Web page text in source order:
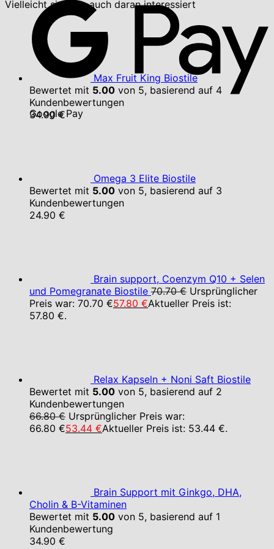
Google Pay
Vielleicht sind Sie auch daran interessiert
Max Fruit King Biostile
Bewertet mit 5.00 von 5, basierend auf 4
Kundenbewertungen
34.90€
Omega 3 Elite Biostile
Bewertet mit 5.00 von 5, basierend auf 3
Kundenbewertungen
24.90 €
Brain support, Coenzym Q10 + Selen
und Pomegranate Biostile 70.70€ Ursprünglicher
Preis war: 70.70 €57.80 €Aktueller Preis ist:
57.80 €.
Relax Kapseln + Noni Saft Biostile
Bewertet mit 5.00 von 5, basierend auf 2
Kundenbewertungen
66.80€ Ursprünglicher Preis war:
66.80 €53.44 €Aktueller Preis ist: 53.44 €.
Brain Support mit Ginkgo, DHA,
Cholin & B-Vitaminen
Bewertet mit 5.00 von 5, basierend auf 1
Kundenbewertung
34.90 €